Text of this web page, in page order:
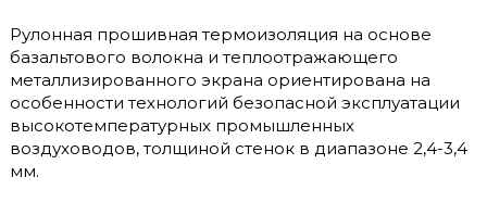
Рулонная прошивная термоизоляция на основе
базальтового волокна и теплоотражающего
металлизированного экрана ориентирована на
особенности технологий безопасной эксплуатации
высокотемпературных промышленных
воздуховодов, толщиной стенок в диапазоне 2,4-3,4
мм.